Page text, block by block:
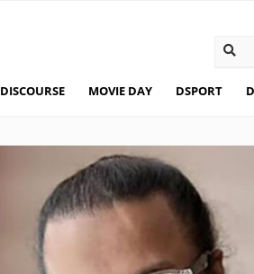
DISCOURSE MOVIE DAY DSPORT